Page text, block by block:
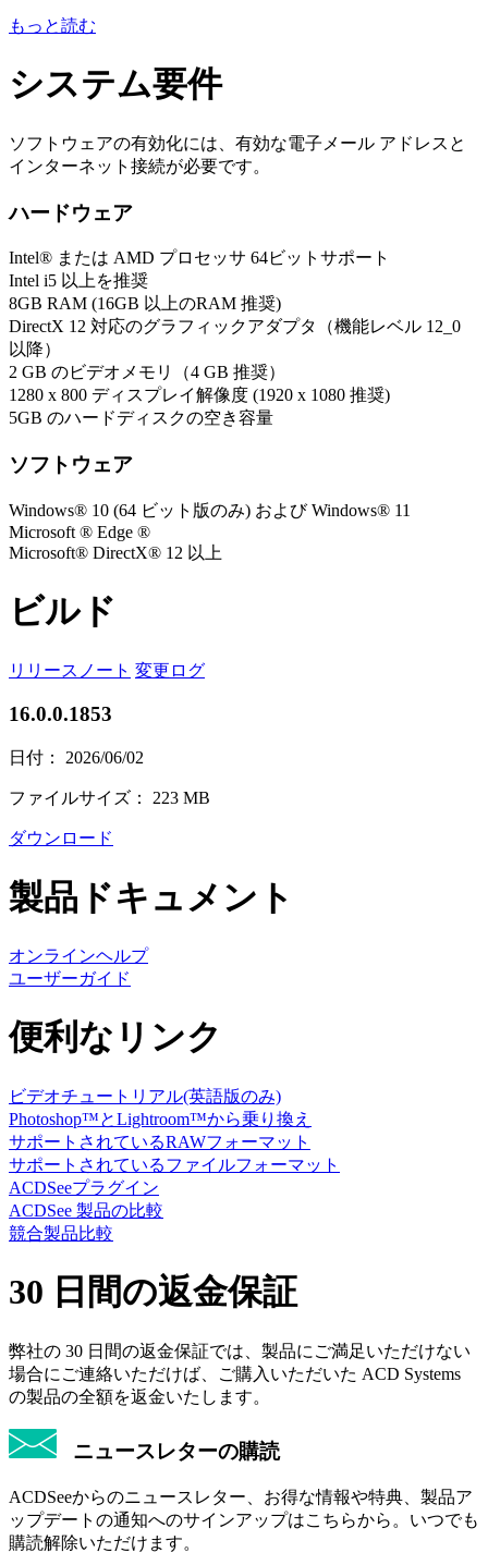
もっと読む
システム要件
ソフトウェアの有効化には、有効な電子メール アドレスと
インターネット接続が必要です。
ハードウェア
Intel® または AMD プロセッサ 64ビットサポート
Intel i5 以上を推奨
8GB RAM (16GB 以上のRAM 推奨)
DirectX 12 対応のグラフィックアダプタ（機能レベル 12_0
以降）
2 GB のビデオメモリ（4 GB 推奨）
1280 x 800 ディスプレイ解像度 (1920 x 1080 推奨)
5GB のハードディスクの空き容量
ソフトウェア
Windows® 10 (64 ビット版のみ) および Windows® 11
Microsoft ® Edge ®
Microsoft® DirectX® 12 以上
ビルド
リリースノート 変更ログ
16.0.0.1853
日付： 2026/06/02
ファイルサイズ： 223 MB
ダウンロード
製品ドキュメント
オンラインヘルプ
ユーザーガイド
便利なリンク
ビデオチュートリアル(英語版のみ)
Photoshop™とLightroom™から乗り換え
サポートされているRAWフォーマット
サポートされているファイルフォーマット
ACDSeeプラグイン
ACDSee 製品の比較
競合製品比較
30 日間の返金保証
弊社の 30 日間の返金保証では、製品にご満足いただけない
場合にご連絡いただけば、ご購入いただいた ACD Systems
の製品の全額を返金いたします。
ニュースレターの購読
ACDSeeからのニュースレター、お得な情報や特典、製品ア
ップデートの通知へのサインアップはこちらから。いつでも
購読解除いただけます。